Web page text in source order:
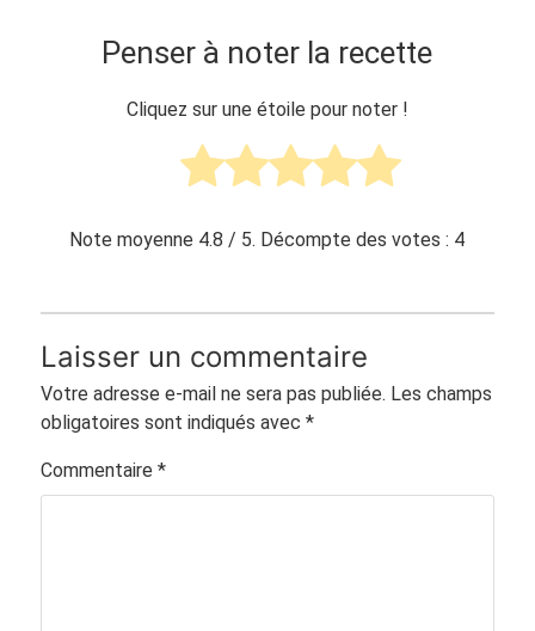
Penser à noter la recette
Cliquez sur une étoile pour noter !
Note moyenne 4.8 / 5. Décompte des votes : 4
Laisser un commentaire
Votre adresse e-mail ne sera pas publiée. Les champs
obligatoires sont indiqués avec *
Commentaire *